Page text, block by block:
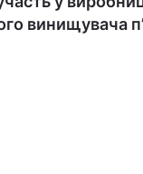
винищувача